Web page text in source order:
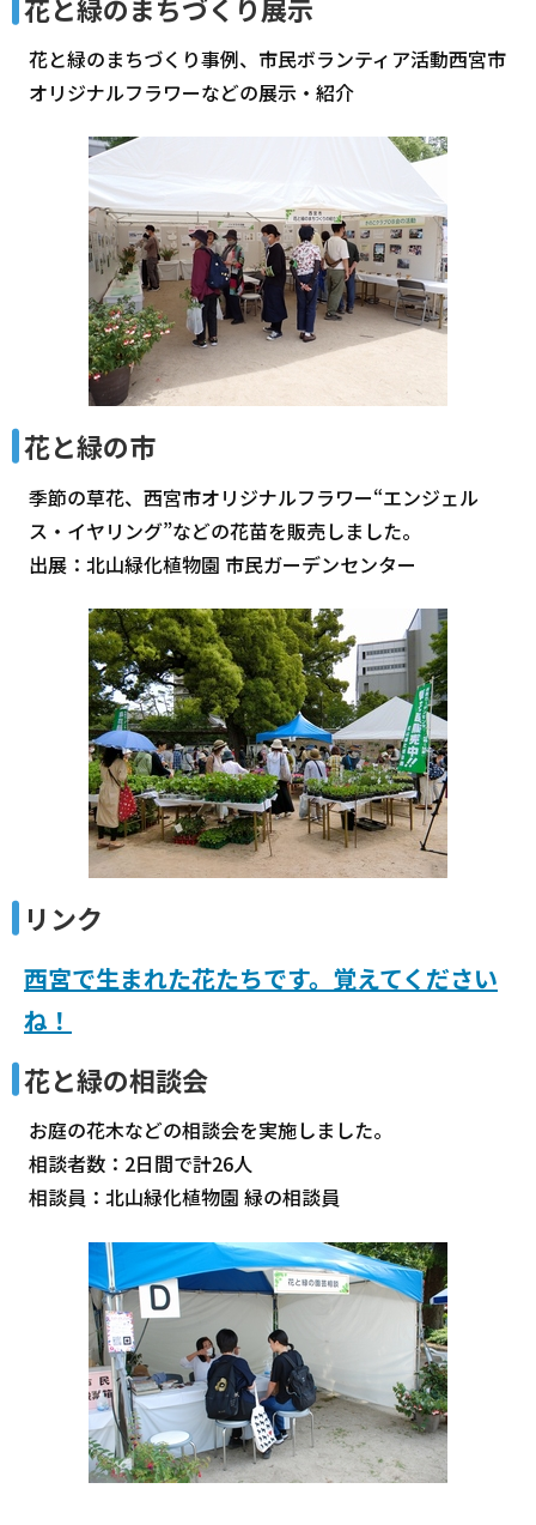
花と緑のまちづくり展示
花と緑のまちづくり事例、市民ボランティア活動西宮市
オリジナルフラワーなどの展示・紹介
花と緑の市
季節の草花、西宮市オリジナルフラワー“エンジェル
ス・イヤリング”などの花苗を販売しました。
出展：北山緑化植物園 市民ガーデンセンター
リンク
西宮で生まれた花たちです。覚えてください
ね！
花と緑の相談会
お庭の花木などの相談会を実施しました。
相談者数：2日間で計26人
相談員：北山緑化植物園 緑の相談員